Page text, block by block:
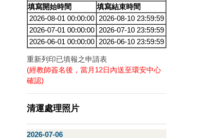
填寫開始時間
填寫結束時間
2026-08-01 00:00:00 2026-08-10 23:59:59
2026-07-01 00:00:00 2026-07-10 23:59:59
2026-06-01 00:00:00 2026-06-10 23:59:59
重新列印已填報之申請表
(經教師簽名後，當月12日內送至環安中心
確認)
清運處理照片
2026-07-06